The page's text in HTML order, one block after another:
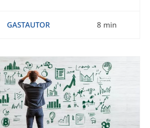
GASTAUTOR 8 min